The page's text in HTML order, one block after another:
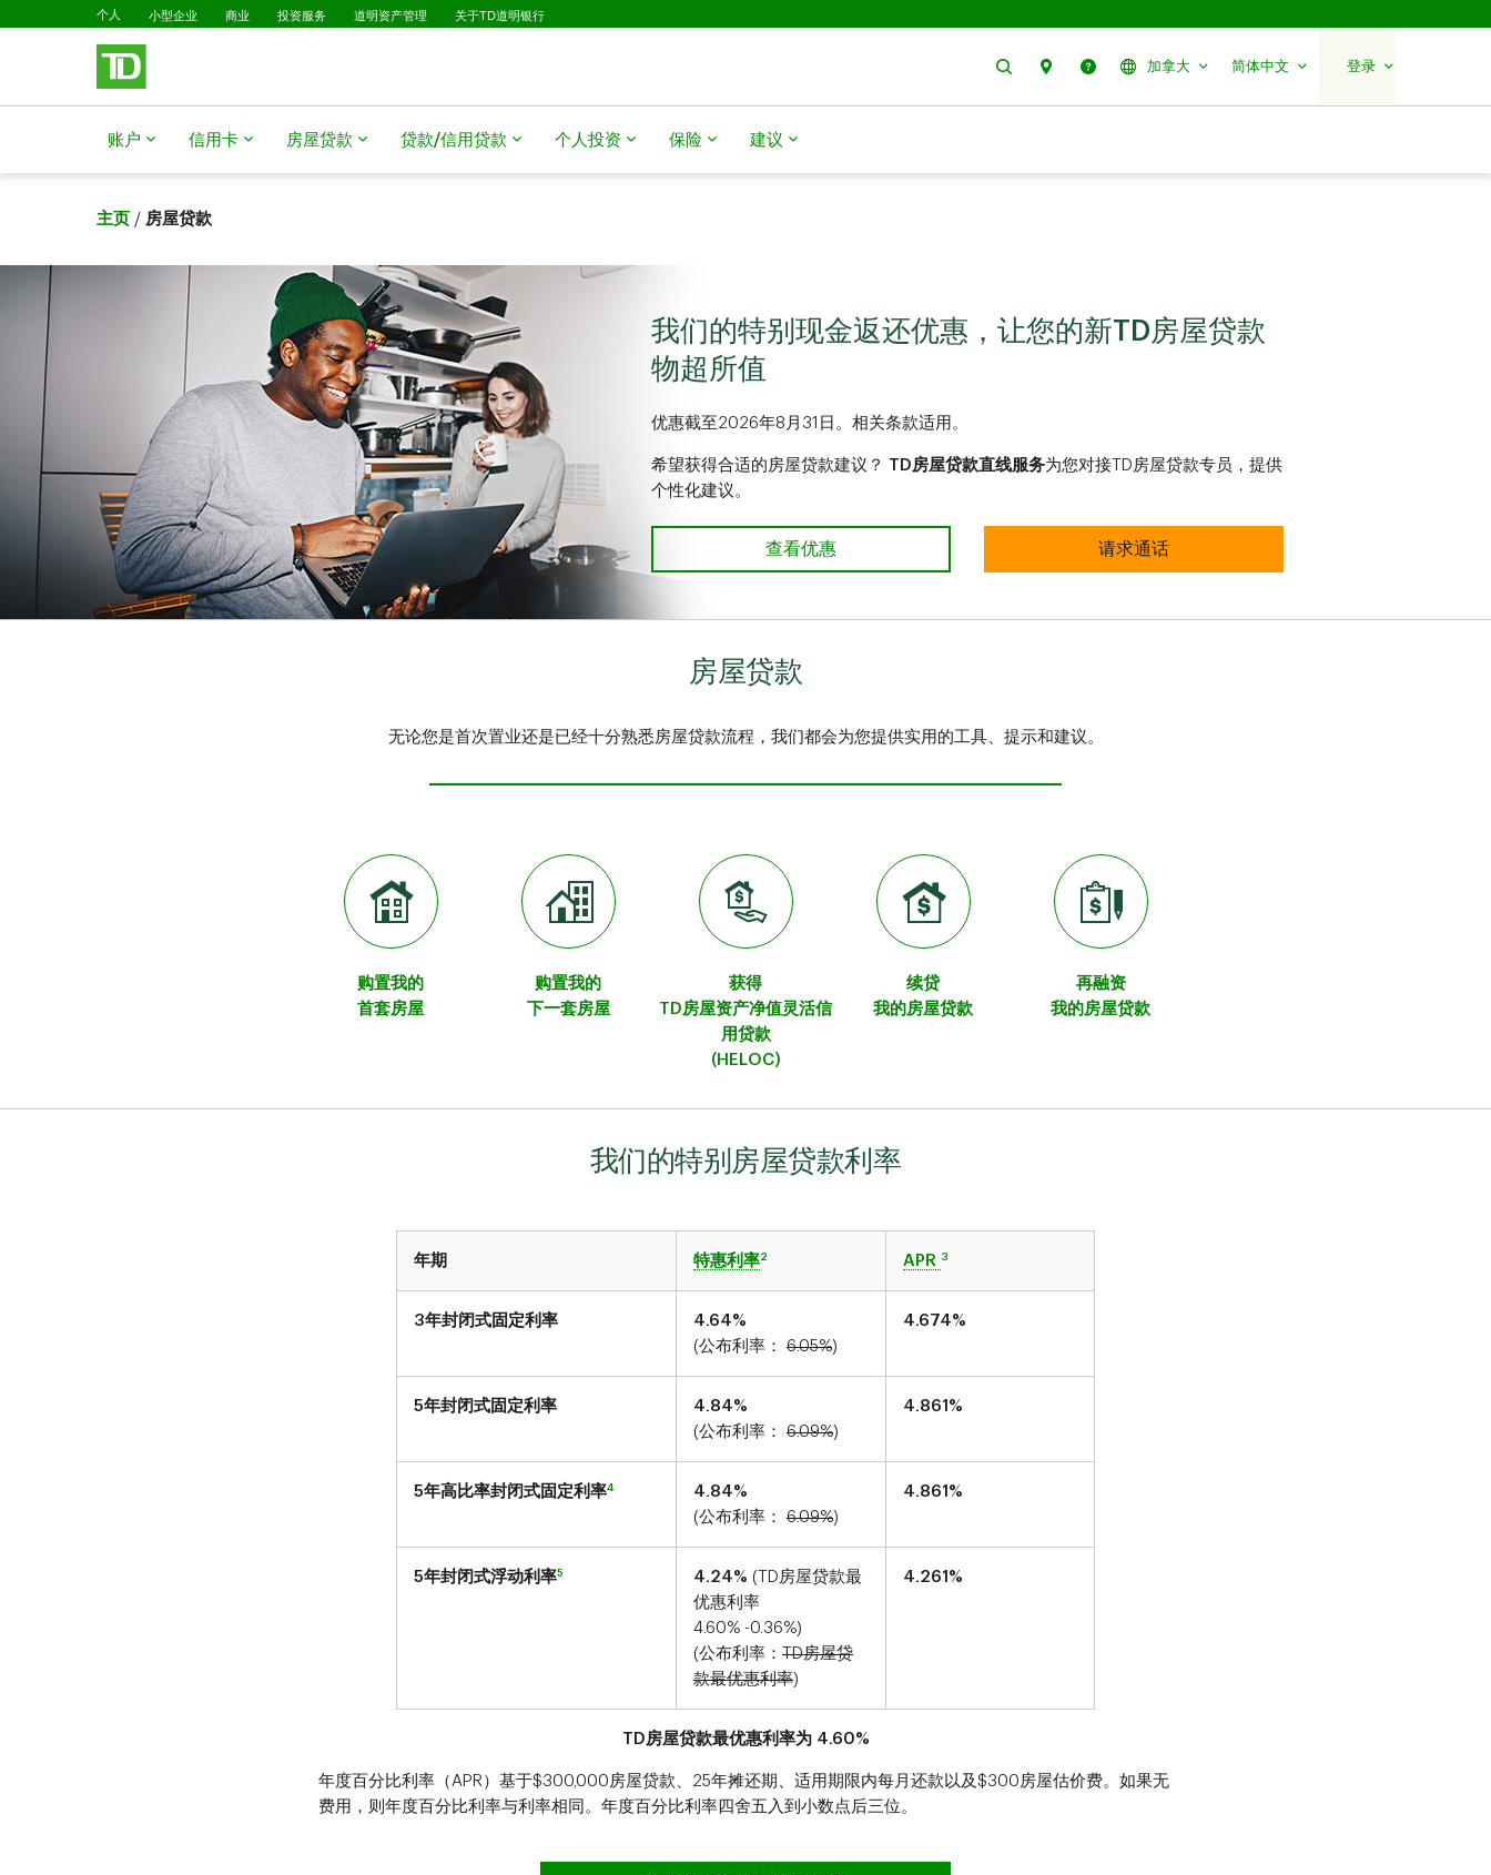
跳转到主要内容
个人 已选择小型企业 商业 投资服务 道明资产管理 关于TD道明银行
搜索 分行预约帮助 加拿大 简体中文 登录
账户 信用卡 房屋贷款 贷款/信用贷款 个人投资 保险 建议
主页 / 房屋贷款
我们的特别现金返还优惠，让您的新TD房屋贷款
物超所值
优惠截至2026年8月31日。相关条款适用。
希望获得合适的房屋贷款建议？ TD房屋贷款直线服务为您对接TD房屋贷款专员，提供
个性化建议。
查看优惠 请求通话
房屋贷款
无论您是首次置业还是已经十分熟悉房屋贷款流程，我们都会为您提供实用的工具、提示和建议。
购置我的
首套房屋
购置我的
下一套房屋
获得
TD房屋资产净值灵活信
用贷款
(HELOC)
续贷
我的房屋贷款
再融资
我的房屋贷款
我们的特别房屋贷款利率
年期 特惠利率2 APR 3
3年封闭式固定利率 4.64%
(公布利率： 6.05%)
4.674%
5年封闭式固定利率 4.84%
(公布利率： 6.09%)
4.861 %
5年高比率封闭式固定利率4 4.84%
(公布利率： 6.09%)
4.861 %
5年封闭式浮动利率5 4.24% (TD房屋贷款最
优惠利率
4.60% -0.36%)
(公布利率： TD房屋贷
款最优惠利率)
4.261 %
TD房屋贷款最优惠利率为 4.60%
年度百分比利率（APR）基于$300,000房屋贷款、25年摊还期、适用期限内每月还款以及$300房屋估价费。如果无
费用，则年度百分比利率与利率相同。年度百分比利率四舍五入到小数点后三位。